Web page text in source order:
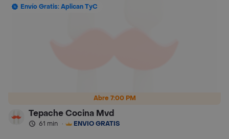
Abre 7:00 PM
Envío Gratis: Aplican TyC
Tepache Cocina Mvd
61 min · ENVÍO GRATIS